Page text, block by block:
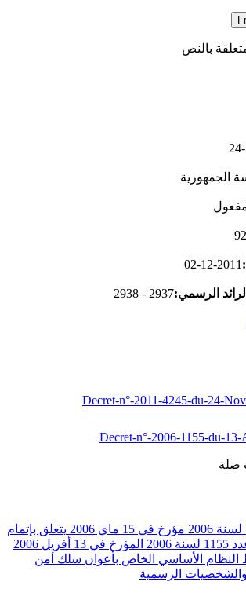
بالنص
الجمهورية
92
2011-12-02
الرسمي:2937 - 2938
Decret-n°-2011-4245-du-24-
Decret-n°-2006-1155-du-
صلة
أمر عدد 1341 لسنة 2006 مؤرخ في 15 ماي 2006 يتعلق بإتمام
وتنقيح الأمر عدد 1155 لسنة 2006 المؤرخ في 13 أفريل 2006
النظام الأساسي الخاص بأعوان سلك أمن
الرسمية